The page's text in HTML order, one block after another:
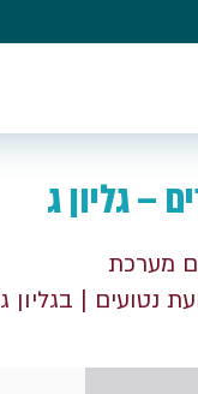
– גליון ג
מערכת
נטועים | בגליון ג